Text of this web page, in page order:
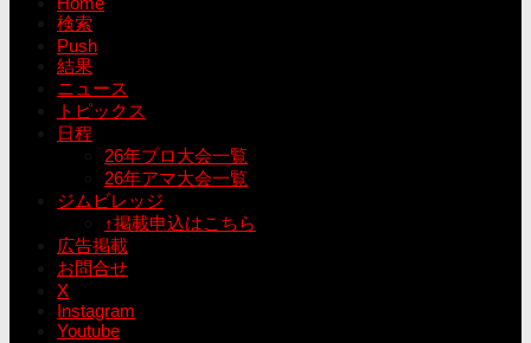
検索
Push
結果
ニュース
トピックス
日程
26年プロ大会一覧
26年アマ大会一覧
ジムビレッジ
↑掲載申込はこちら
広告掲載
お問合せ
X
Instagram
Youtube